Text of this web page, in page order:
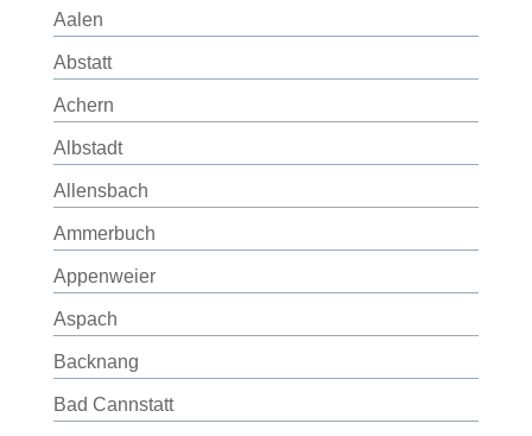
Aalen
Abstatt
Achern
Albstadt
Allensbach
Ammerbuch
Appenweier
Aspach
Backnang
Bad Cannstatt